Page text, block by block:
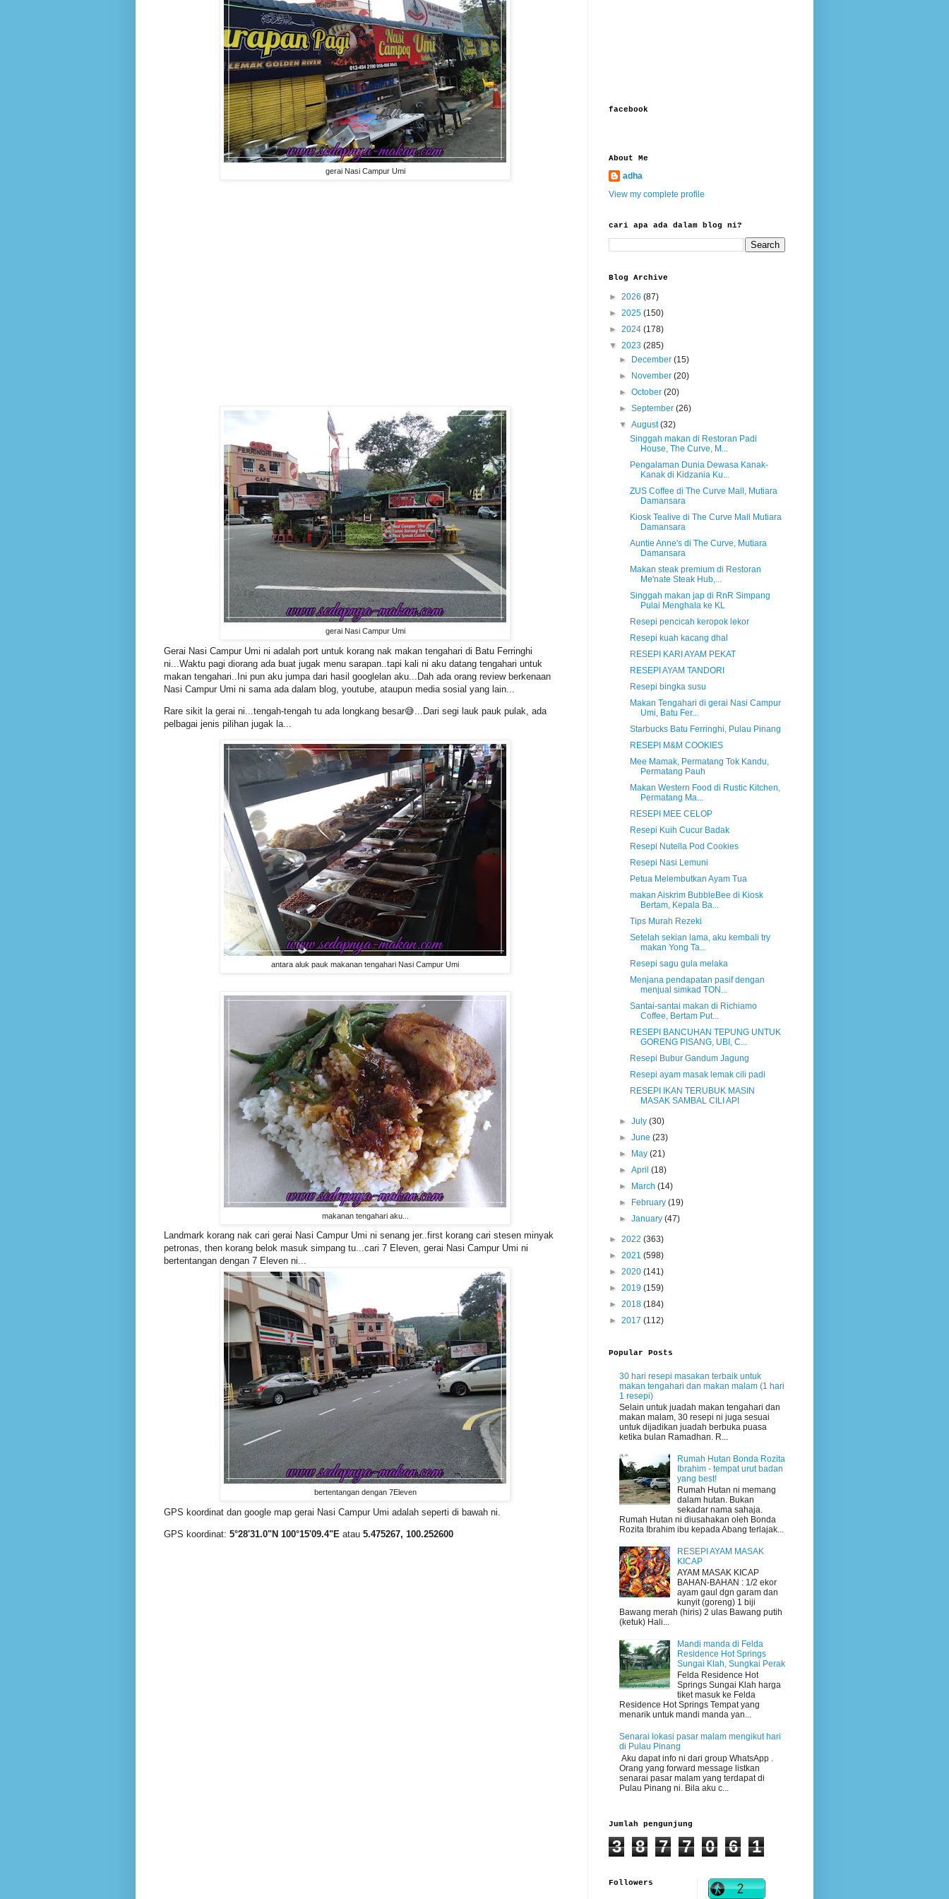
gerai Nasi Campur Umi
gerai Nasi Campur Umi
Gerai Nasi Campur Umi ni adalah port untuk korang nak makan tengahari di Batu Ferringhi
ni...Waktu pagi diorang ada buat jugak menu sarapan..tapi kali ni aku datang tengahari untuk
makan tengahari..Ini pun aku jumpa dari hasil googlelan aku...Dah ada orang review berkenaan
Nasi Campur Umi ni sama ada dalam blog, youtube, ataupun media sosial yang lain...
Rare sikit la gerai ni...tengah-tengah tu ada longkang besar😅...Dari segi lauk pauk pulak, ada
pelbagai jenis pilihan jugak la...
antara aluk pauk makanan tengahari Nasi Campur Umi
makanan tengahari aku...
Landmark korang nak cari gerai Nasi Campur Umi ni senang jer..first korang cari stesen minyak
petronas, then korang belok masuk simpang tu...cari 7 Eleven, gerai Nasi Campur Umi ni
bertentangan dengan 7 Eleven ni...
bertentangan dengan 7Eleven
GPS koordinat dan google map gerai Nasi Campur Umi adalah seperti di bawah ni.
GPS koordinat: 5°28'31.0"N 100°15'09.4"E atau 5.475267, 100.252600
facebook
About Me
adha
View my complete profile
cari apa ada dalam blog ni?
Blog Archive
► 2026 (87)
► 2025 (150)
► 2024 (178)
▼ 2023 (285)
►
December(15)
►
November(20)
►October(20)
►September(26)
▼August(32)
Singgah makan di Restoran Padi
House, The Curve, M...
Pengalaman Dunia Dewasa Kanak-
Kanak di Kidzania Ku...
ZUS Coffee di The Curve Mall, Mutiara
Damansara
Kiosk Tealive di The Curve Mall Mutiara
Damansara
Auntie Anne's di The Curve, Mutiara
Damansara
Makan steak premium di Restoran
Me'nate Steak Hub,...
Singgah makan jap di RnR Simpang
Pulai Menghala ke KL
Resepi pencicah keropok lekor
Resepi kuah kacang dhal
RESEPI KARI AYAM PEKAT
RESEPI AYAM TANDORI
Resepi bingka susu
Makan Tengahari di gerai Nasi Campur
Umi, Batu Fer...
Starbucks Batu Ferringhi, Pulau Pinang
RESEPI M&M COOKIES
Mee Mamak, Permatang Tok Kandu,
Permatang Pauh
Makan Western Food di Rustic Kitchen,
Permatang Ma...
RESEPI MEE CELOP
Resepi Kuih Cucur Badak
Resepi Nutella Pod Cookies
Resepi Nasi Lemuni
Petua Melembutkan Ayam Tua
makan Aiskrim BubbleBee di Kiosk
Bertam, Kepala Ba...
Tips Murah Rezeki
Setelah sekian lama, aku kembali try
makan Yong Ta...
Resepi sagu gula melaka
Menjana pendapatan pasif dengan
menjual simkad TON...
Santai-santai makan di Richiamo
Coffee, Bertam Put...
RESEPI BANCUHAN TEPUNG UNTUK
GORENG PISANG, UBI, C...
Resepi Bubur Gandum Jagung
Resepi ayam masak lemak cili padi
RESEPI IKAN TERUBUK MASIN
MASAK SAMBAL CILI API
►July(30)
►June(23)
►
May(21)
►April(18)
►
March(14)
►
February(19)
►January(47)
► 2022 (363)
► 2021 (598)
► 2020 (141)
► 2019 (159)
► 2018 (184)
► 2017 (112)
Popular Posts
30 hari resepi masakan terbaik untuk
makan tengahari dan makan malam (1 hari
1 resepi)
Selain untuk juadah makan tengahari dan
makan malam, 30 resepi ni juga sesuai
untuk dijadikan juadah berbuka puasa
ketika bulan Ramadhan. R...
Rumah Hutan Bonda Rozita
Ibrahim - tempat urut badan
yang best!
Rumah Hutan ni memang
dalam hutan. Bukan
sekadar nama sahaja.
Rumah Hutan ni diusahakan oleh Bonda
Rozita Ibrahim ibu kepada Abang terlajak...
RESEPI AYAM MASAK
KICAP
AYAM MASAK KICAP
BAHAN-BAHAN : 1/2 ekor
ayam gaul dgn garam dan
kunyit (goreng) 1 biji
Bawang merah (hiris) 2 ulas Bawang putih
(ketuk) Hali...
Mandi manda di Felda
Residence Hot Springs
Sungai Klah, Sungkai Perak
Felda Residence Hot
Springs Sungai Klah harga
tiket masuk ke Felda
Residence Hot Springs Tempat yang
menarik untuk mandi manda yan...
Senarai lokasi pasar malam mengikut hari
di Pulau Pinang
Aku dapat info ni dari group WhatsApp .
Orang yang forward message listkan
senarai pasar malam yang terdapat di
Pulau Pinang ni. Bila aku c...
Jumlah pengunjung
3 8 7 7 0 6 1
Followers